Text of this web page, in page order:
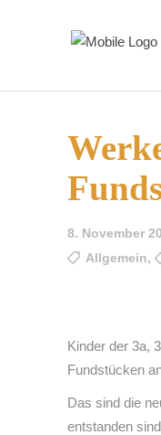
8. November
Allgemein,
Kinder der 3a,
Fundstücken
Das sind die
entstanden